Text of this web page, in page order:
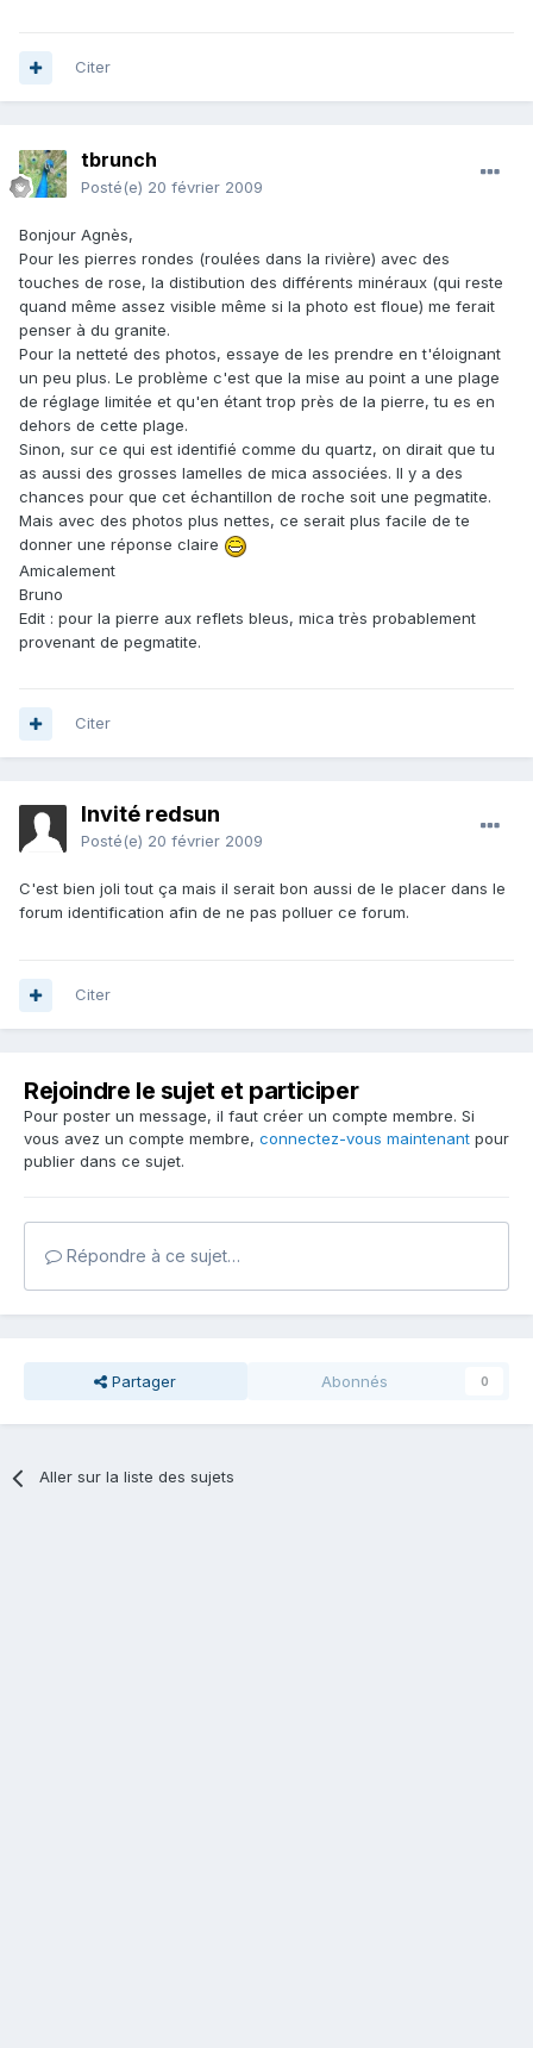
Citer
tbrunch
Posté(e) 20 février 2009
Bonjour Agnès,
Pour les pierres rondes (roulées dans la rivière) avec des
touches de rose, la distibution des différents minéraux (qui reste
quand même assez visible même si la photo est floue) me ferait
penser à du granite.
Pour la netteté des photos, essaye de les prendre en t'éloignant
un peu plus. Le problème c'est que la mise au point a une plage
de réglage limitée et qu'en étant trop près de la pierre, tu es en
dehors de cette plage.
Sinon, sur ce qui est identifié comme du quartz, on dirait que tu
as aussi des grosses lamelles de mica associées. Il y a des
chances pour que cet échantillon de roche soit une pegmatite.
Mais avec des photos plus nettes, ce serait plus facile de te
donner une réponse claire
Amicalement
Bruno
Edit : pour la pierre aux reflets bleus, mica très probablement
provenant de pegmatite.
Citer
Invité redsun
Posté(e) 20 février 2009
C'est bien joli tout ça mais il serait bon aussi de le placer dans le
forum identification afin de ne pas polluer ce forum.
Citer
Rejoindre le sujet et participer
Pour poster un message, il faut créer un compte membre. Si
vous avez un compte membre, connectez-vous maintenant pour
publier dans ce sujet.
Répondre à ce sujet…
Partager Abonnés 0
Aller sur la liste des sujets